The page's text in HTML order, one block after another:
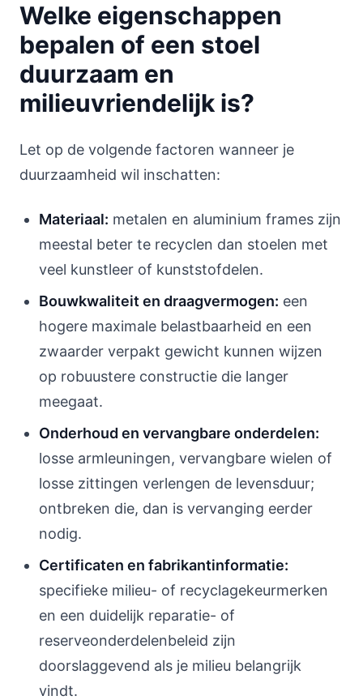
Welke eigenschappen
bepalen of een stoel
duurzaam en
milieuvriendelijk is?
Let op de volgende factoren wanneer je
duurzaamheid wil inschatten:
Materiaal: metalen en aluminium frames zijn
meestal beter te recyclen dan stoelen met
veel kunstleer of kunststofdelen.
Bouwkwaliteit en draagvermogen: een
hogere maximale belastbaarheid en een
zwaarder verpakt gewicht kunnen wijzen
op robuustere constructie die langer
meegaat.
Onderhoud en vervangbare onderdelen:
losse armleuningen, vervangbare wielen of
losse zittingen verlengen de levensduur;
ontbreken die, dan is vervanging eerder
nodig.
Certificaten en fabrikantinformatie:
specifieke milieu- of recyclagekeurmerken
en een duidelijk reparatie- of
reserveonderdelenbeleid zijn
doorslaggevend als je milieu belangrijk
vindt.